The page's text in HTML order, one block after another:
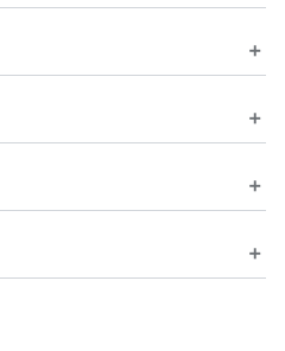
+
+
+
+